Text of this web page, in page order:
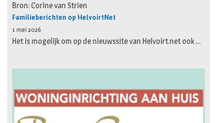
Bron: Corine van Strien
Familieberichten op HelvoirtNet
1 mei 2026
Het is mogelijk om op de nieuwssite van Helvoirt.net ook …